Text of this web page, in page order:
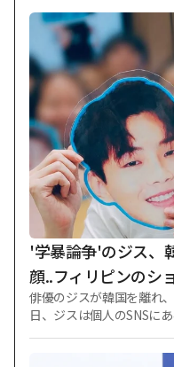
バラエティ番組「私はソ
期オクスンの出演料は全
た。 スターニュースを
料未払いを主張したプロ
ロ、その後愛は続く」(略
行」(略称「ジポックヘン
日、自身のSNSを通じて
料がある」として「撮影
が、数ヶ月が過ぎても出
は出演料を受け取れない
過ごして受け取らないよ
続けて「数ヶ月後に該当
た」として「私がPDに
こなかった』と言ったら
料の支払いは担当者に話
'学暴論争'のジス、
顔..フィリピンのシ
ター・イシュー]
俳優のジスが韓国を離れ
日、ジスは個人のSNSに
写真の中のジスは悪天候